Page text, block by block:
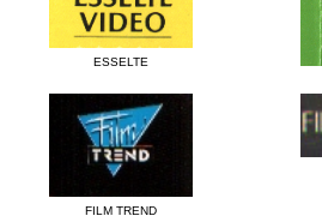
ESSELTE
FILM TREND